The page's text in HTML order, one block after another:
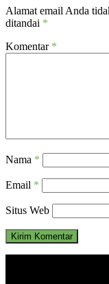
Alamat email Anda
ditandai *
Komentar *
Nama *
Email *
Situs Web